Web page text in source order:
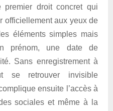
premier droit concret qui
officiellement aux yeux de
éléments simples mais
prénom, une date de
Sans enregistrement à
se retrouver invisible
ensuite l’accès à
sociales et même à la